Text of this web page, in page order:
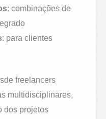
: combinações de
: para clientes
freelancers
multidisciplinares,
dos projetos